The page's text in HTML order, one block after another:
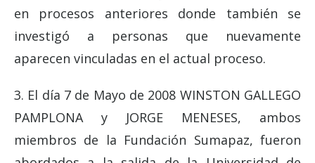
en procesos anteriores donde también se
investigó a personas que nuevamente
aparecen vinculadas en el actual proceso.
3. El día 7 de Mayo de 2008 WINSTON GALLEGO
PAMPLONA y JORGE MENESES, ambos
miembros de la Fundación Sumapaz, fueron